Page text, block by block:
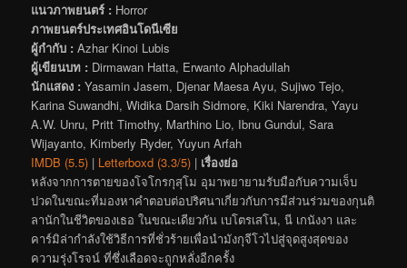
แนวภาพยนตร์ : Horror
ภาพยนตร์ประเทศอินโดนีเซีย
ผู้กำกับ : Azhar Kinoi Lubis
ผู้เขียนบท : Dirmawan Hatta, Erwanto Alphadullah
นักแสดง : Yasamin Jasem, Djenar Maesa Ayu, Sujiwo Tejo,
Karina Suwandhi, Widika Darsih Sidmore, Kiki Narendra, Yayu
A.W. Unru, Pritt Timothy, Marthino Lio, Ibnu Gundul, Sara
Wijayanto, Kimberly Ryder, Yuyun Arfah
IMDB (5.5) | Letterboxd (3.3/5) | เรื่องย่อ
หลังจากการตายของโจโกรกุสุโม อุมาพยายามรับมือกับความเจ็บ
ปวดในขณะที่มองหาคำตอบต่อปริศนาเกี่ยวกับการมีส่วนร่วมของกุนติ
ลานักในชีวิตของเธอ ในขณะเดียวกัน เบโตรเสโน, นี เกนังงา และ
คาร์มิล่ากำลังใช้วิธีการที่ชั่วร้ายเพื่อนำมังกุจีโวไปสู่จุดสูงสุดของ
ความรุ่งโรจน์ ที่ซึ่งเลือดจะถูกหลั่งอีกครั้ง